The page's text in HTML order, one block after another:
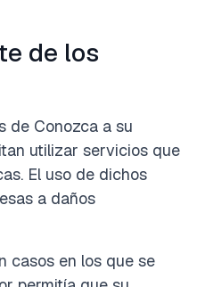
de los
de Conozca a su
utilizar servicios que
El uso de dichos
a daños
casos en los que se